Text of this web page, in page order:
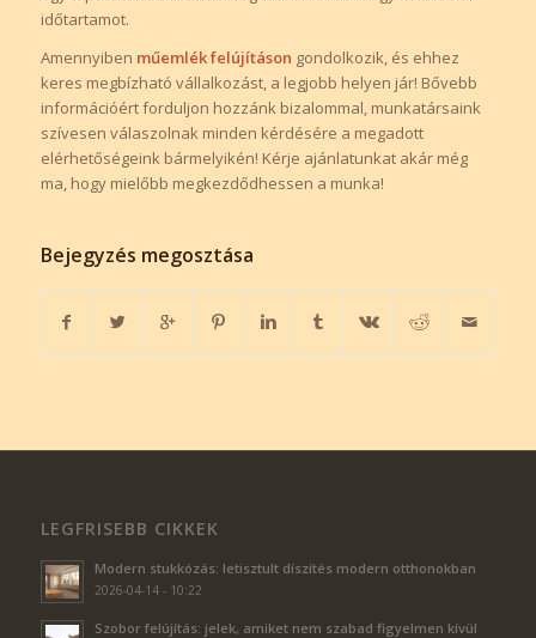
időtartamot.
Amennyiben műemlék felújításon gondolkozik, és ehhez
keres megbízható vállalkozást, a legjobb helyen jár! Bővebb
információért forduljon hozzánk bizalommal, munkatársaink
szívesen válaszolnak minden kérdésére a megadott
elérhetőségeink bármelyikén! Kérje ajánlatunkat akár még
ma, hogy mielőbb megkezdődhessen a munka!
Bejegyzés megosztása
LEGFRISEBB CIKKEK
Modern stukkózás: letisztult díszítés modern otthonokban
2026-04-14 - 10:22
Szobor felújítás: jelek, amiket nem szabad figyelmen kívül